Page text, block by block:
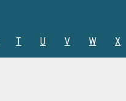
T U V W X